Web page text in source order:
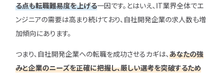
る点も転職難易度を上げる一因です。とはいえ、IT業界全体でエ
ンジニアの需要は高まり続けており、自社開発企業の求人数も増
加傾向にあります。
つまり、自社開発企業への転職を成功させるカギは、あなたの強
みと企業のニーズを正確に把握し、厳しい選考を突破するため